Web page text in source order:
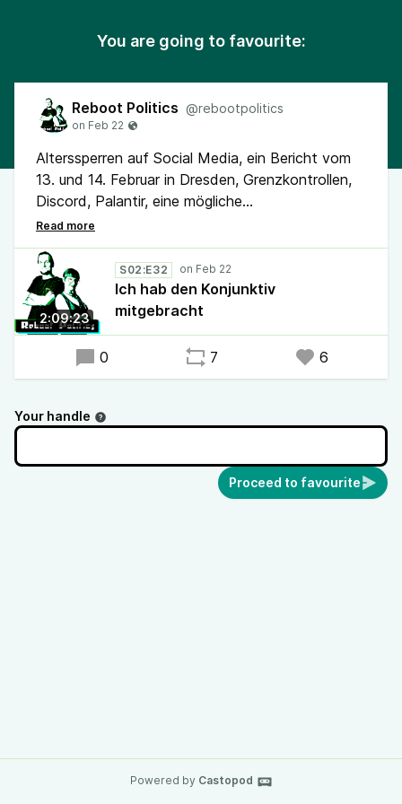
You are going to favourite:
Reboot Politics @rebootpolitics
Alterssperren auf Social Media, ein Bericht vom
13. und 14. Februar in Dresden, Grenzkontrollen,
Discord, Palantir, eine mögliche
Mehrwertsteuererhöhung, Verschärfungspläne bei
der Grundsicherung, Hürden bei der
Energiewende, die SPD gegen Sticker und noch
viel mehr gibt es in unserer neuen Folge.
Diese wurde am 22. Februar 2026 aufgenommen.
2:09:23
S02:E32
Ich hab den Konjunktiv
mitgebracht
0 7 6
Your handle
Proceed to favourite
Powered by Castopod